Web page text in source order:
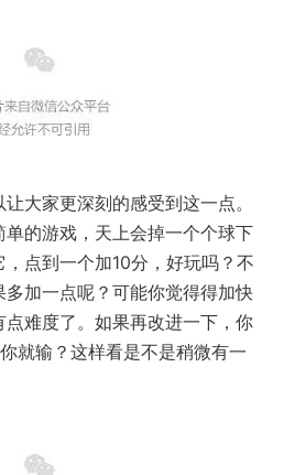
大家更深刻的感受到这一点。
的游戏，天上会掉一个个球下
点到一个加10分，好玩吗？不
加一点呢？可能你觉得得加快
难度了。如果再改进一下，你
就输？这样看是不是稍微有一